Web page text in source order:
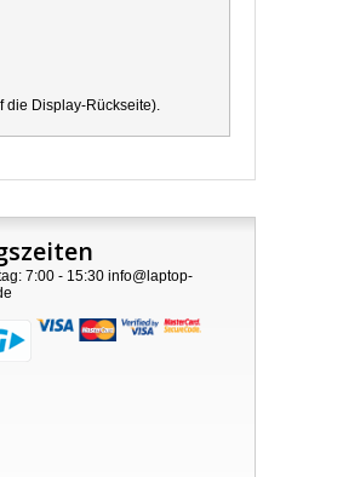
die Display-Rückseite).
7:00 - 15:30 info@laptop-